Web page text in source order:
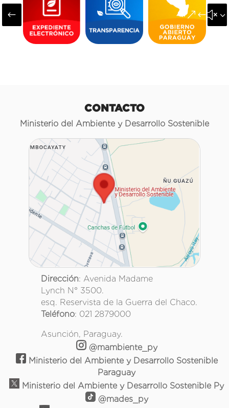
#
CONTACTO
Ministerio del Ambiente y Desarrollo Sostenible
Dirección: Avenida Madame
Lynch N° 3500.
esq. Reservista de la Guerra del Chaco.
Teléfono: 021 2879000
Asunción, Paraguay.
@mambiente_py
Ministerio del Ambiente y Desarrollo Sostenible
Paraguay
Ministerio del Ambiente y Desarrollo Sostenible Py
@mades_py